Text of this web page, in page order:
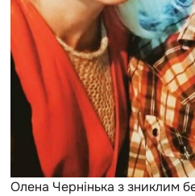
Олена Чернінька з зниклим